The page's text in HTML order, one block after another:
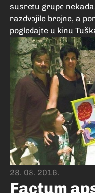
susretu grupe
razdvojile brojne, a
pogledajte u kinu
28. 08. 2016.
Factum